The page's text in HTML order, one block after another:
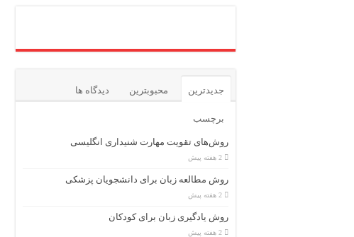
جدیدترین محبوبترین دیدگاه ها
برچسب
روش‌های تقویت مهارت شنیداری انگلیسی
2 هفته پیش
روش مطالعه زبان برای دانشجویان پزشکی
2 هفته پیش
روش یادگیری زبان برای کودکان
2 هفته پیش